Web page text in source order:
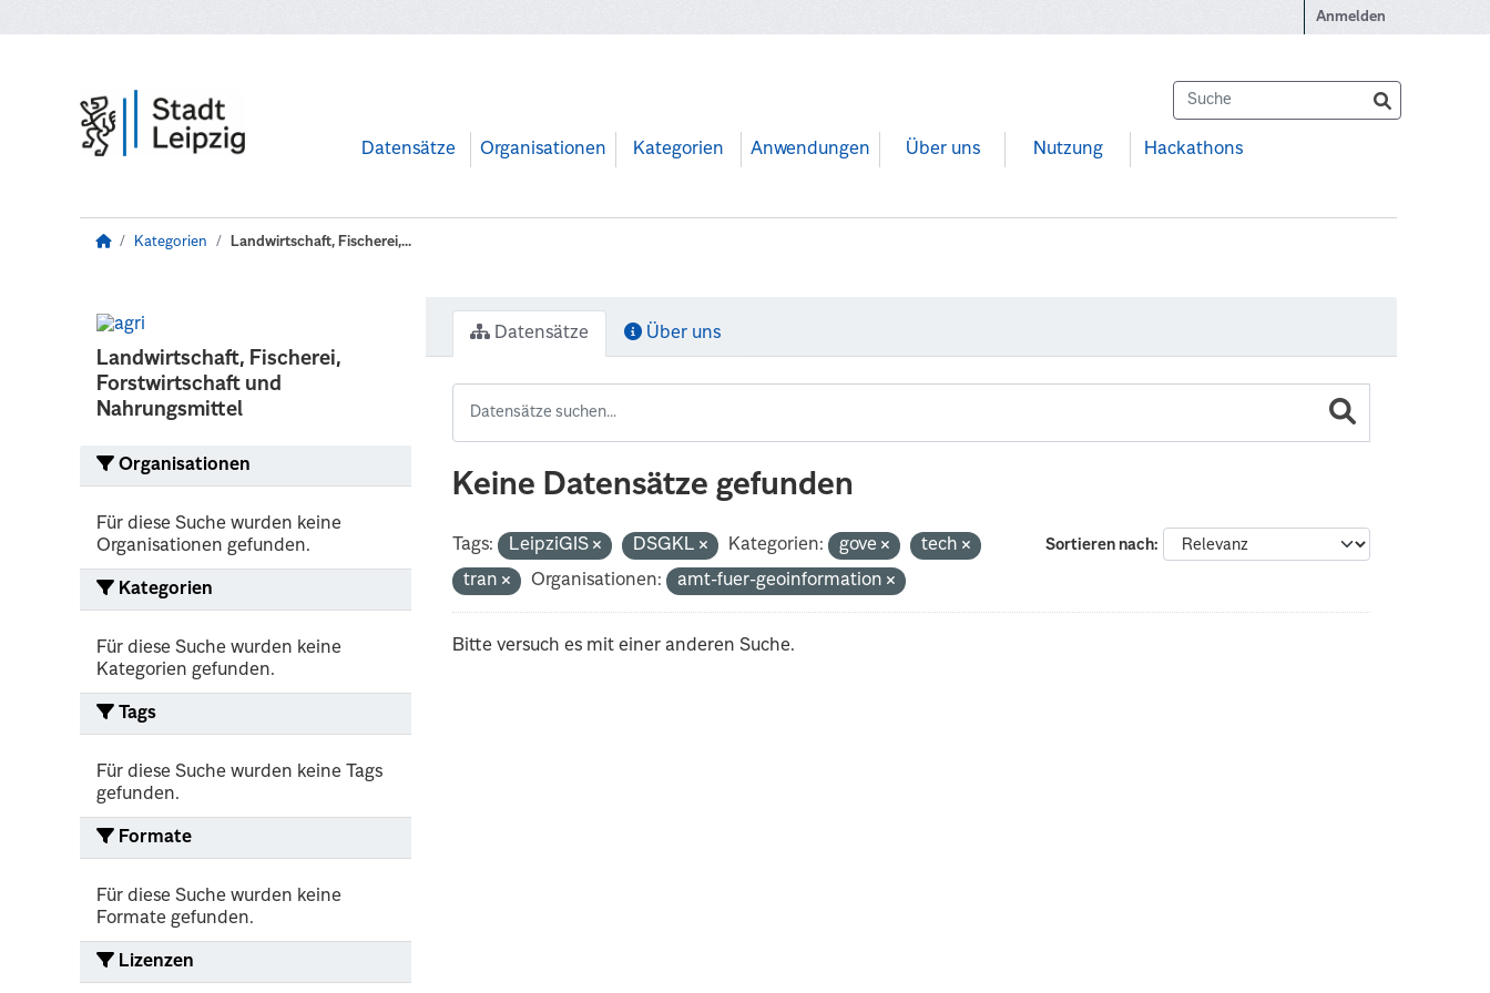
Anmelden
Datensätze Organisationen Kategorien Anwendungen Über uns Nutzung Hackathons
Kategorien Landwirtschaft, Fischerei,...
Landwirtschaft, Fischerei,
Forstwirtschaft und
Nahrungsmittel
Organisationen
Für diese Suche wurden keine
Organisationen gefunden.
Kategorien
Für diese Suche wurden keine
Kategorien gefunden.
Tags
Für diese Suche wurden keine Tags
gefunden.
Formate
Für diese Suche wurden keine
Formate gefunden.
Lizenzen
Datensätze Über uns
Keine Datensätze gefunden
Sortieren nach
Tags: LeipziGIS DSGKL Kategorien: gove
tech
tran
Organisationen: amt-fuer-geoinformation
Bitte versuch es mit einer anderen Suche.